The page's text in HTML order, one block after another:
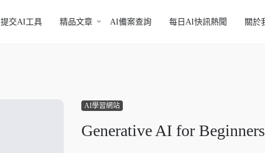
提交AI工具 精品文章 AI備案查詢 每日AI快訊熱聞 關於
AI學習網站
Generative AI for Beginners